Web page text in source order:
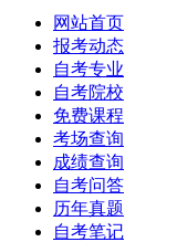
网站首页
报考动态
自考专业
自考院校
免费课程
考场查询
成绩查询
自考问答
历年真题
自考笔记